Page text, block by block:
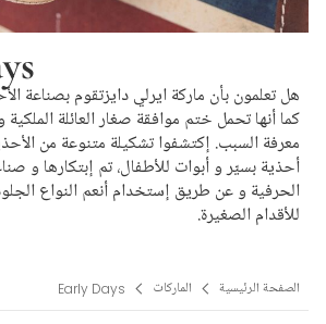
كما أنها تحمل ختم موافقة صغار العائلة
معرفة السبب. إكتشفوا تشكيلة متنوعة من
أحذية بسيّر و أبوات للأطفال، تم إبتكارها و
الحرفية و عن طريق إستخدام أنعم النواع
للأقدام الصغيرة.
الصفحة الرئيسية الماركات Early Days